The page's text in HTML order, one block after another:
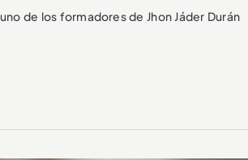
de los formadores de Jhon Jáder Durán